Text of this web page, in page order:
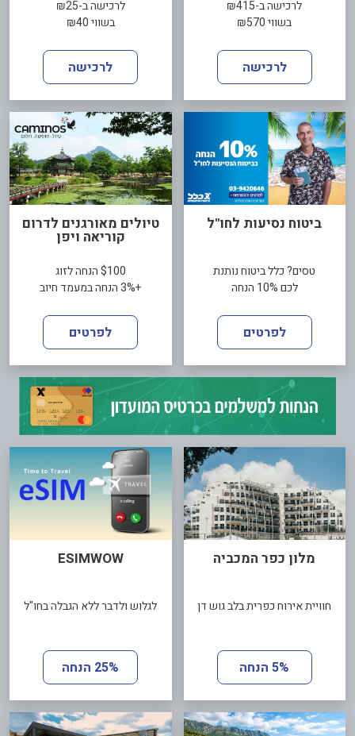
לרכישה ב-₪415
בשווי ₪570
לרכישה
לרכישה ב-₪25
בשווי ₪40
לרכישה
ביטוח נסיעות לחו"ל
טסים? כלל ביטוח נותנת
לכם 10% הנחה
לפרטים
טיולים מאורגנים לדרום
קוריאה ויפן
$100 הנחה לזוג
+3% הנחה במעמד חיוב
לפרטים
מלון כפר המכביה
חוויית אירוח כפרית בלב גוש דן
5% הנחה
ESIMWOW
לגלוש ולדבר ללא הגבלה בחו"ל
25% הנחה